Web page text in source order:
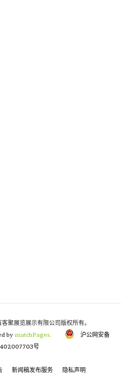
展览展示有限公司版权所有。
by matchPages.
沪公网安备
号
新闻稿发布服务 隐私声明